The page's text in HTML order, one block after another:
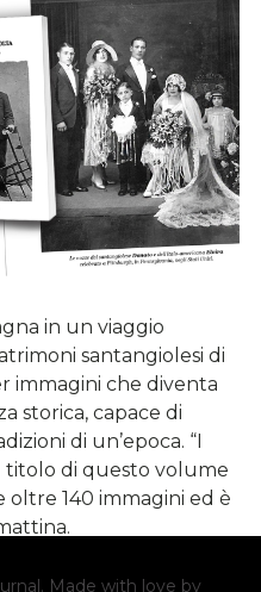
in un viaggio
santangiolesi di
immagini che diventa
storica, capace di
di un’epoca. “I
titolo di questo volume
oltre 140 immagini ed è
Made with love by